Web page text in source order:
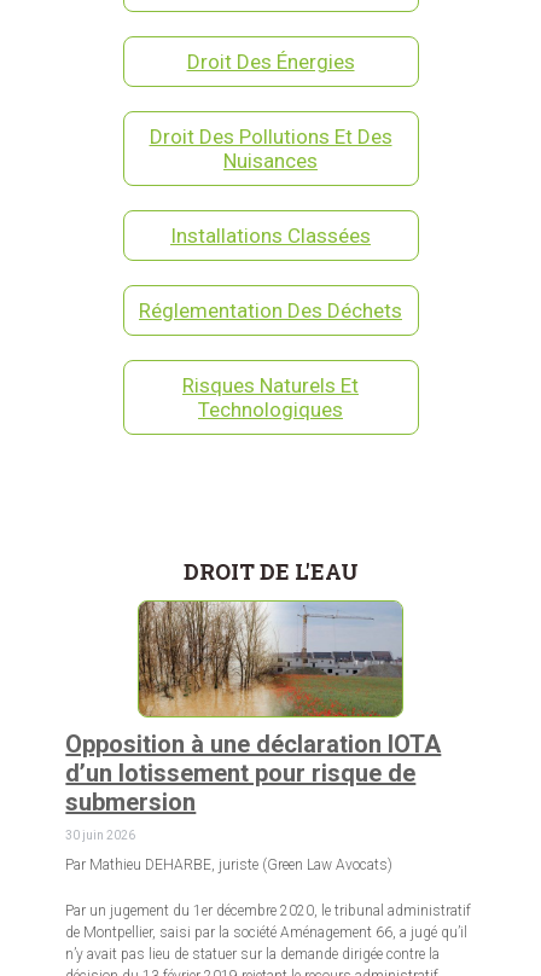
Droit Des Énergies
Droit Des Pollutions Et Des
Nuisances
Installations Classées
Réglementation Des Déchets
Risques Naturels Et
Technologiques
DROIT DE L'EAU
Opposition à une déclaration IOTA
d’un lotissement pour risque de
submersion
30 juin 2026
Par Mathieu DEHARBE, juriste (Green Law Avocats)
Par un jugement du 1er décembre 2020, le tribunal administratif
de Montpellier, saisi par la société Aménagement 66, a jugé qu’il
n’y avait pas lieu de statuer sur la demande dirigée contre la